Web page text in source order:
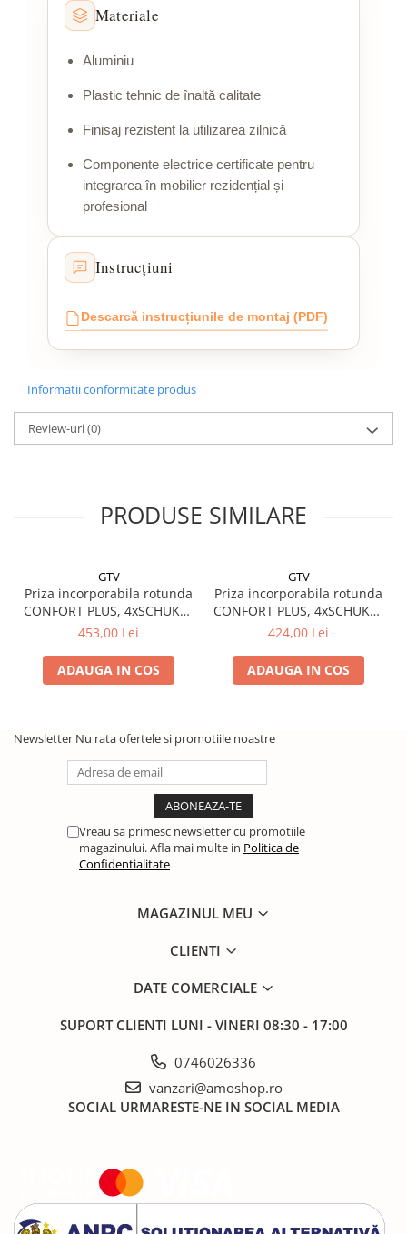
Materiale
Aluminiu
Plastic tehnic de înaltă calitate
Finisaj rezistent la utilizarea zilnică
Componente electrice certificate pentru
integrarea în mobilier rezidențial și
profesional
Instrucțiuni
Descarcă instrucțiunile de montaj (PDF)
Informatii conformitate produs
Review-uri(0)
PRODUSE SIMILARE
GTV
Priza incorporabila rotunda
CONFORT PLUS, 4xSCHUKO,
2xUSB, 2xRJ45, WIRELESS,
453,00 Lei
ADAUGA IN COS
GTV
Priza incorporabila rotunda
CONFORT PLUS, 4xSCHUKO,
2xUSB, 2xRJ45, incarcare
424,00 Lei
ADAUGA IN COS
Newsletter Nu rata ofertele si promotiile noastre
Vreau sa primesc newsletter cu promotiile
magazinului. Afla mai multe in Politica de
Confidentialitate
MAGAZINUL MEU
CLIENTI
DATE COMERCIALE
SUPORT CLIENTI LUNI - VINERI 08:30 - 17:00
0746026336
vanzari@amoshop.ro
SOCIAL URMARESTE-NE IN SOCIAL MEDIA